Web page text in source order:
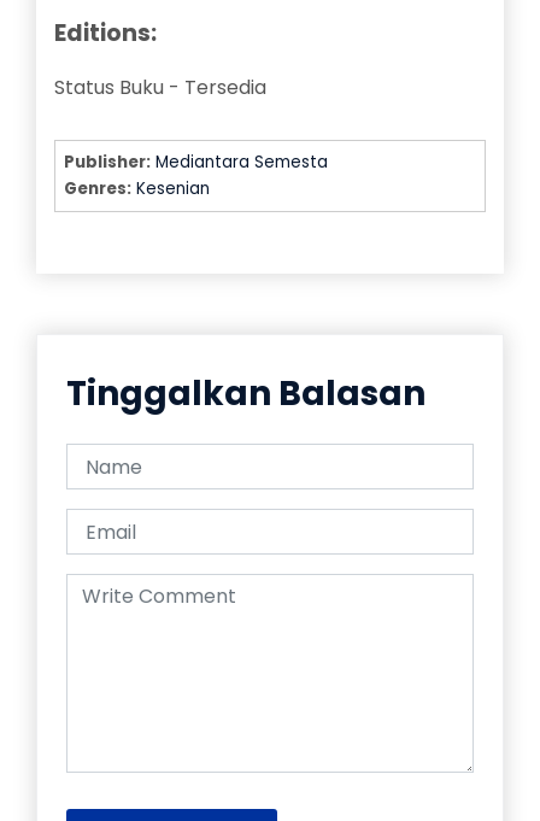
Editions:
Status Buku - Tersedia
Publisher: Mediantara Semesta
Genres: Kesenian
Tinggalkan Balasan